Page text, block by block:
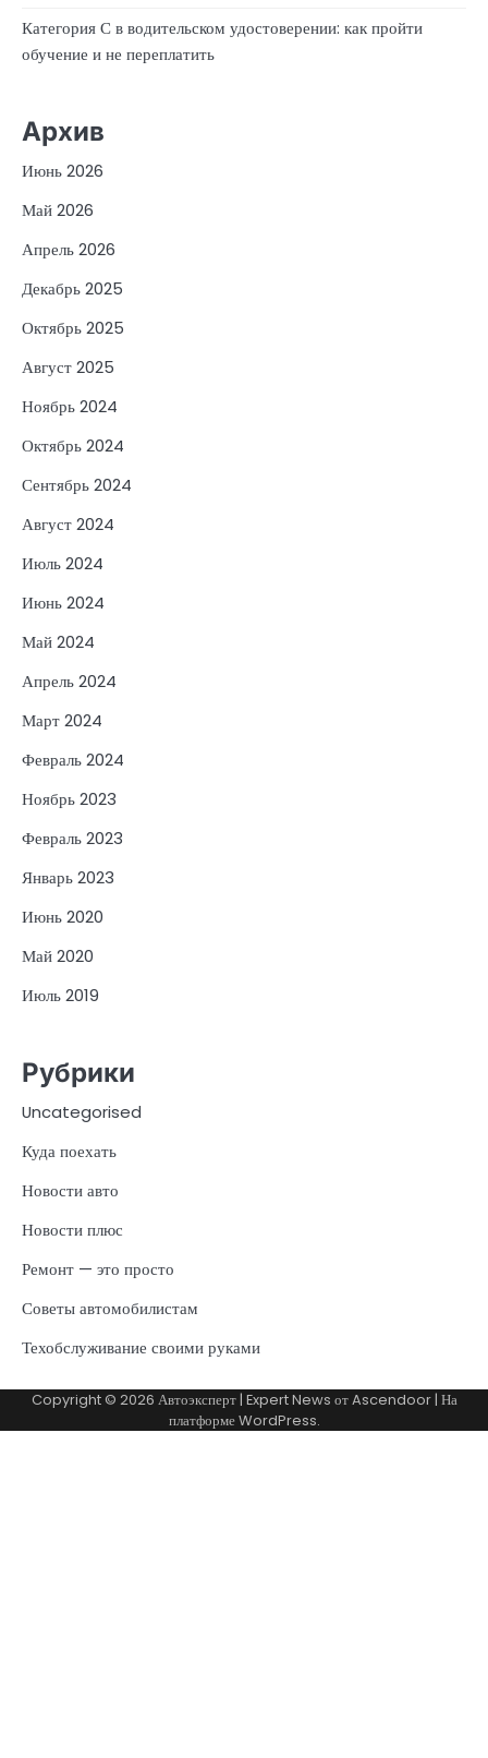
Категория С в водительском удостоверении: как пройти
обучение и не переплатить
Архив
Июнь 2026
Май 2026
Апрель 2026
Декабрь 2025
Октябрь 2025
Август 2025
Ноябрь 2024
Октябрь 2024
Сентябрь 2024
Август 2024
Июль 2024
Июнь 2024
Май 2024
Апрель 2024
Март 2024
Февраль 2024
Ноябрь 2023
Февраль 2023
Январь 2023
Июнь 2020
Май 2020
Июль 2019
Рубрики
Uncategorised
Куда поехать
Новости авто
Новости плюс
Ремонт — это просто
Советы автомобилистам
Техобслуживание своими руками
Copyright © 2026 Автоэксперт| Expert News отAscendoor| На
платформеWordPress.